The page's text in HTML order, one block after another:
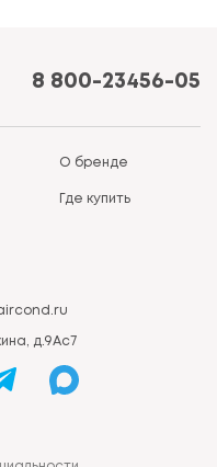
8 800-23456-05
О бренде
Где купить
д.9Ас7